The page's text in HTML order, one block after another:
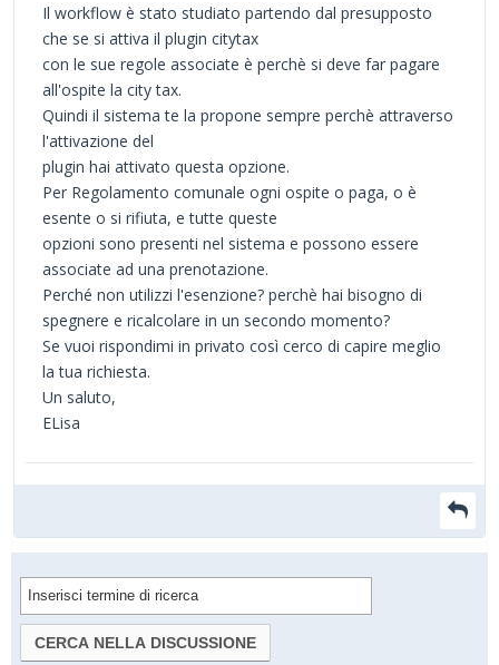
Il workflow è stato studiato partendo dal presupposto
che se si attiva il plugin citytax
con le sue regole associate è perchè si deve far pagare
all'ospite la city tax.
Quindi il sistema te la propone sempre perchè attraverso
l'attivazione del
plugin hai attivato questa opzione.
Per Regolamento comunale ogni ospite o paga, o è
esente o si rifiuta, e tutte queste
opzioni sono presenti nel sistema e possono essere
associate ad una prenotazione.
Perché non utilizzi l'esenzione? perchè hai bisogno di
spegnere e ricalcolare in un secondo momento?
Se vuoi rispondimi in privato così cerco di capire meglio
la tua richiesta.
Un saluto,
ELisa